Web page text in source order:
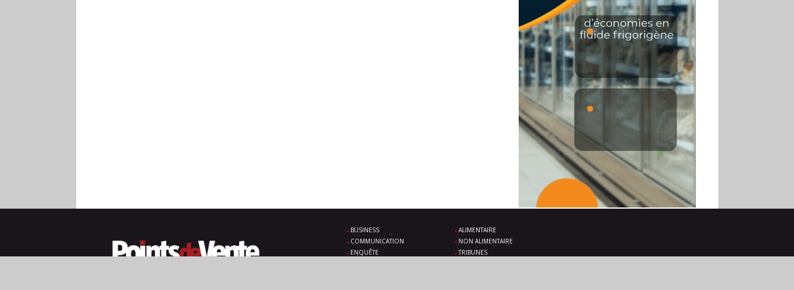
BUSINESS
COMMUNICATION
ENQUÊTE
ALIMENTAIRE
NON ALIMENTAIRE
TRIBUNES